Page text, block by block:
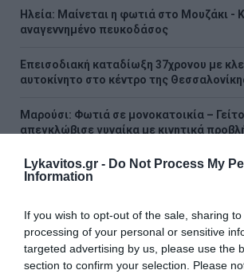
Lykavitos.gr - Do Not Process My
Information
If you wish to opt-out of the sale, sharing
processing of your personal or sensitive
targeted advertising by us, please use the
section to confirm your selection. Please
Ηλεία: Μαίνεται η φωτιά στο Μουζάκι -
αναγεννημένο πευκοδάσος
Επεισοδιακή καταδίωξη 37χρονου με
αυτοκίνητο στο κέντρο της
Μαρούσι: Φωτιά σε μονοκατοικία –
απεγκλώβισε γυναίκα με κινητικά
ΟΛΕΣ ΟΙ ΕΙΔΗΣΕΙΣ →
διαβάστε ακόμη